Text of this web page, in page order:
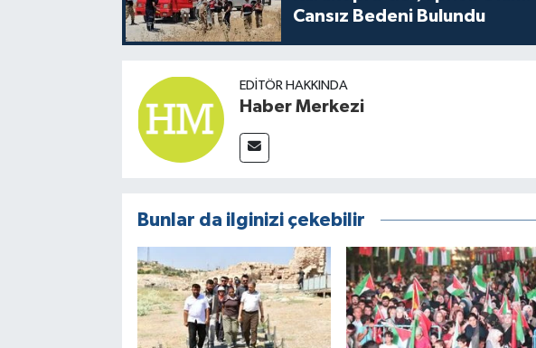
Cansız Bedeni Bulundu
EDITÖR HAKKINDA
Haber Merkezi
Bunlar da ilginizi çekebilir